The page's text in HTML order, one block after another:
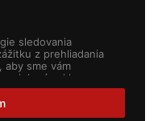
sledovania
z prehliadania
sme vám
cielené reklamy, na
stránok a na
prichádzajú.